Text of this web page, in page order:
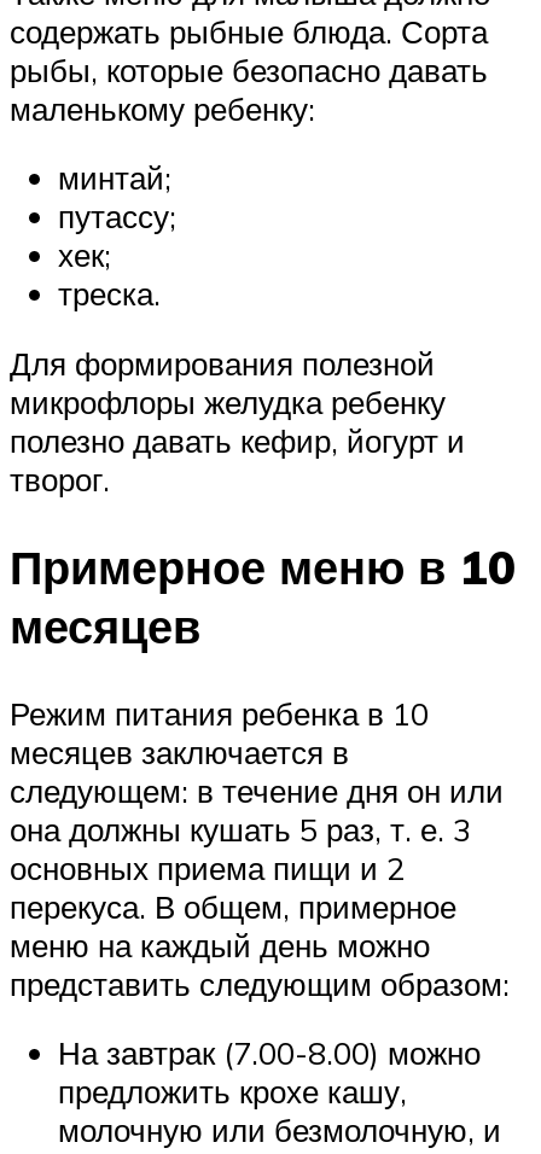
содержать рыбные блюда. Сорта
рыбы, которые безопасно давать
маленькому ребенку:
минтай;
путассу;
хек;
треска.
Для формирования полезной
микрофлоры желудка ребенку
полезно давать кефир, йогурт и
творог.
Примерное меню в 10
месяцев
Режим питания ребенка в 10
месяцев заключается в
следующем: в течение дня он или
она должны кушать 5 раз, т. е. 3
основных приема пищи и 2
перекуса. В общем, примерное
меню на каждый день можно
представить следующим образом:
На завтрак (7.00-8.00) можно
предложить крохе кашу,
молочную или безмолочную, и